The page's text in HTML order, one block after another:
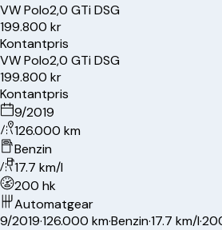
VWPolo2,0 GTi DSG
199.800 kr
Kontantpris
VWPolo2,0 GTi DSG
199.800 kr
Kontantpris
9/2019
126.000 km
Benzin
17.7 km/l
200 hk
Automatgear
9/2019·126.000 km·Benzin·17.7 km/l·